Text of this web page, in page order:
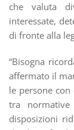
che valuta
interessate,
di fronte alla
“Bisogna
affermato il
le persone
tra
disposizioni